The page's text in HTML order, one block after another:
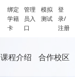
绑定
学籍
卡
管理
员入
口
模拟
测试
登
录/
注册
课程介绍 合作校区